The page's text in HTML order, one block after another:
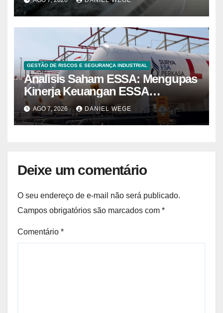
do Norte – Mix Vale
GESTÃO DE RISCOS E SEGURANÇA INDUSTRIAL
Analisis Saham ESSA: Mengupas
Kinerja Keuangan ESSA
Semester I 2026
AGO 7, 2026 DANIEL WEGE
Deixe um comentário
O seu endereço de e-mail não será publicado.
Campos obrigatórios são marcados com *
Comentário *